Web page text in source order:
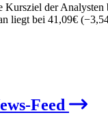
Kursziel der Analysten
liegt bei 41,09€ (−
Feed